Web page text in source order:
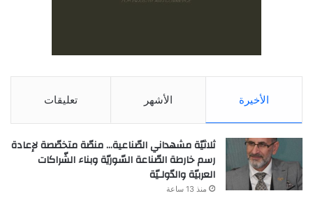
الأخيرة الأشهر تعليقات
ثلاثيّة مشهداني الصّناعية… منصّة متخصّصة لإعادة
رسم خارطة الصّناعة السّوريّة وبناء الشّراكات
العربيّة والدّولـيّة
منذ 13 ساعة